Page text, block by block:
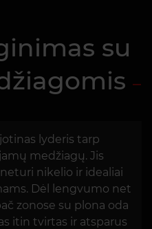
su
lyderis tarp
medžiagų. Jis
nikelio ir idealiai
Dėl lengvumo net
zonose su plona oda
itin tvirtas ir atsparus